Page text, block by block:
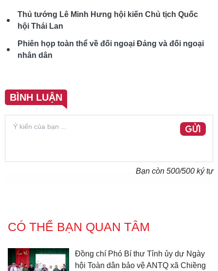
Thủ tướng Lê Minh Hưng hội kiến Chủ tịch Quốc
hội Thái Lan
Phiên họp toàn thể về đối ngoại Đảng và đối ngoại
nhân dân
BÌNH LUẬN
GỬI
Bạn còn 500/500 ký tự
CÓ THỂ BẠN QUAN TÂM
Đồng chí Phó Bí thư Tỉnh ủy dự Ngày
hội Toàn dân bảo vệ ANTQ xã Chiềng